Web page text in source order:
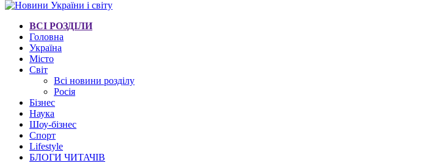
ВСІ РОЗДІЛИ
Головна
Україна
Місто
Світ
Всі новини розділу
Росія
Бізнес
Наука
Шоу-бізнес
Спорт
Lifestyle
БЛОГИ ЧИТАЧІВ